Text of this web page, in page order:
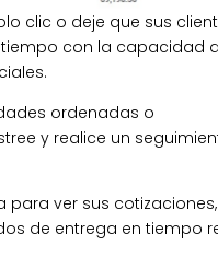
clic o deje que sus
tiempo con la capacidad
ordenadas o
y realice un
ver sus cotizaciones,
de entrega en tiempo